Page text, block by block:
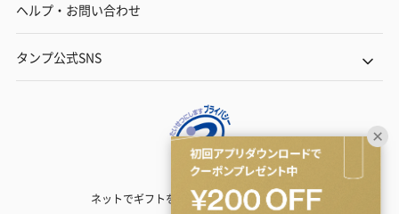
ヘルプ・お問い合わせ
タンプ公式SNS
ネットでギフトを贈るなら | TANP（タンプ）